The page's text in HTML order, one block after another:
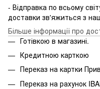
- Відправка по всьому
доставки зв'яжиться з
Більше інформації про
Готівкою в магазині.
Кредитною карткою
Переказ на картки
Переказ на рахунок